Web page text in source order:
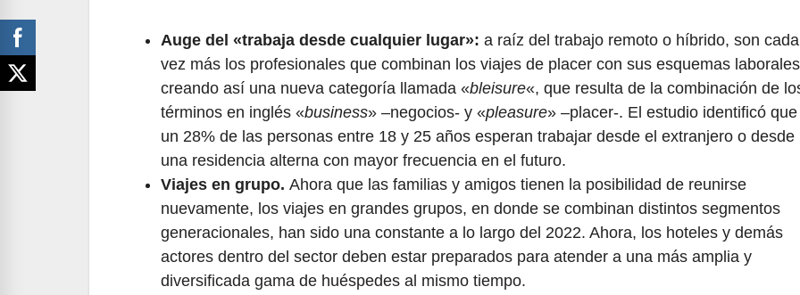
Auge del «trabaja desde cualquier lugar»: a raíz del trabajo remoto o híbrido, son cada
vez más los profesionales que combinan los viajes de placer con sus esquemas
creando así una nueva categoría llamada «bleisure«, que resulta de la combinación de
términos en inglés «business» –negocios- y «pleasure» –placer-. El estudio identificó que
un 28% de las personas entre 18 y 25 años esperan trabajar desde el extranjero o desde
una residencia alterna con mayor frecuencia en el futuro.
Viajes en grupo. Ahora que las familias y amigos tienen la posibilidad de reunirse
nuevamente, los viajes en grandes grupos, en donde se combinan distintos segmentos
generacionales, han sido una constante a lo largo del 2022. Ahora, los hoteles y demás
actores dentro del sector deben estar preparados para atender a una más amplia y
diversificada gama de huéspedes al mismo tiempo.